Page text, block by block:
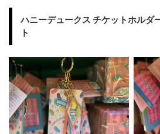
ハニーデュークス チケットホルダ
ト